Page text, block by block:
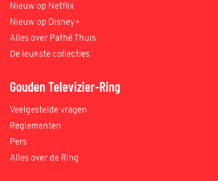
Nieuw op Netflix
Nieuw op Disney+
Alles over Pathé Thuis
De leukste collecties
Gouden Televizier-Ring
Veelgestelde vragen
Reglementen
Pers
Alles over de Ring